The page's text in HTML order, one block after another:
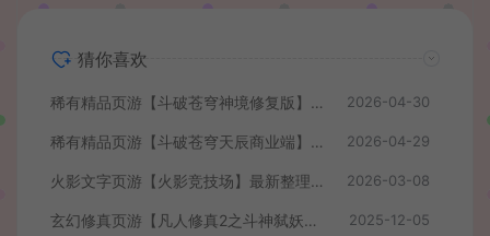
猜你喜欢
稀有精品页游【斗破苍穹神境修复版】最新整理单机一键即玩镜像端+Linux手工服务端+管理后台+详细搭建教程 2026-04-30
稀有精品页游【斗破苍穹天辰商业端】最新整理单机一键即玩镜像端+Linux手工服务端+管理后台+详细搭建教程+视频教程 2026-04-29
火影文字页游【火影竞技场】最新整理WIN系服务端+管理后台+详细搭建教程 2026-03-08
玄幻修真页游【凡人修真2之斗神弑妖】最新整理WIN系服务端+GM工具+详细搭建教程+外网教程 2025-12-05